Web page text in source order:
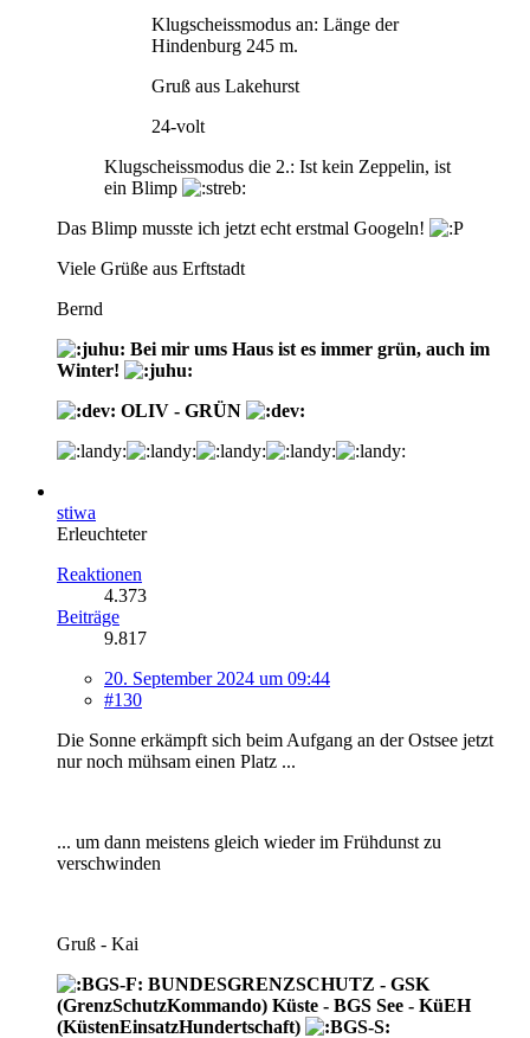
Klugscheissmodus an: Länge der
Hindenburg 245 m.
Gruß aus Lakehurst
24-volt
Klugscheissmodus die 2.: Ist kein Zeppelin, ist
ein Blimp
Das Blimp musste ich jetzt echt erstmal Googeln!
Viele Grüße aus Erftstadt
Bernd
Bei mir ums Haus ist es immer grün, auch im
Winter!
OLIV - GRÜN
stiwa
Erleuchteter
Reaktionen
4.373
Beiträge
9.817
20. September 2024 um 09:44
#130
Die Sonne erkämpft sich beim Aufgang an der Ostsee jetzt
nur noch mühsam einen Platz ...
... um dann meistens gleich wieder im Frühdunst zu
verschwinden
Gruß - Kai
BUNDESGRENZSCHUTZ - GSK
(GrenzSchutzKommando) Küste - BGS See - KüEH
(KüstenEinsatzHundertschaft)